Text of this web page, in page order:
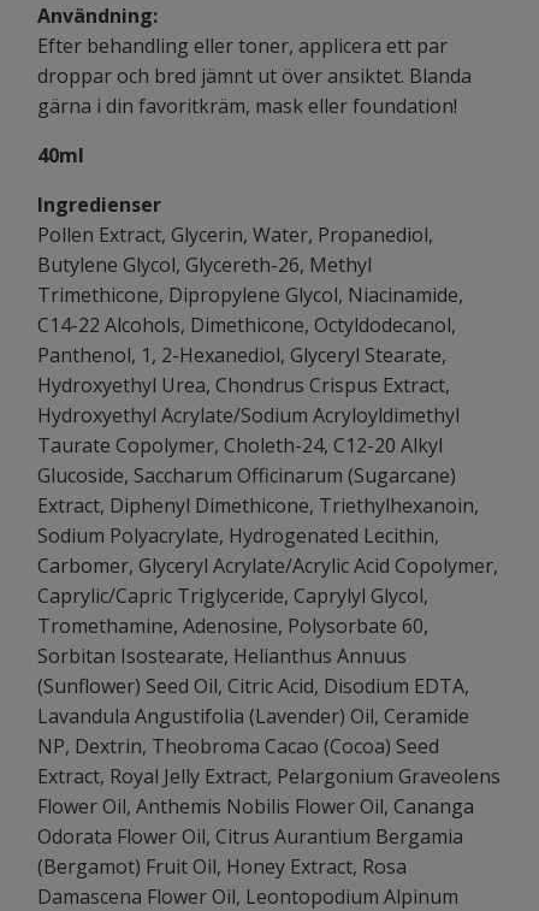
Användning:
Efter behandling eller toner, applicera ett par
droppar och bred jämnt ut över ansiktet. Blanda
gärna i din favoritkräm, mask eller foundation!
40ml
Ingredienser
Pollen Extract, Glycerin, Water, Propanediol,
Butylene Glycol, Glycereth-26, Methyl
Trimethicone, Dipropylene Glycol, Niacinamide,
C14-22 Alcohols, Dimethicone, Octyldodecanol,
Panthenol, 1, 2-Hexanediol, Glyceryl Stearate,
Hydroxyethyl Urea, Chondrus Crispus Extract,
Hydroxyethyl Acrylate/Sodium Acryloyldimethyl
Taurate Copolymer, Choleth-24, C12-20 Alkyl
Glucoside, Saccharum Officinarum (Sugarcane)
Extract, Diphenyl Dimethicone, Triethylhexanoin,
Sodium Polyacrylate, Hydrogenated Lecithin,
Carbomer, Glyceryl Acrylate/Acrylic Acid Copolymer,
Caprylic/Capric Triglyceride, Caprylyl Glycol,
Tromethamine, Adenosine, Polysorbate 60,
Sorbitan Isostearate, Helianthus Annuus
(Sunflower) Seed Oil, Citric Acid, Disodium EDTA,
Lavandula Angustifolia (Lavender) Oil, Ceramide
NP, Dextrin, Theobroma Cacao (Cocoa) Seed
Extract, Royal Jelly Extract, Pelargonium Graveolens
Flower Oil, Anthemis Nobilis Flower Oil, Cananga
Odorata Flower Oil, Citrus Aurantium Bergamia
(Bergamot) Fruit Oil, Honey Extract, Rosa
Damascena Flower Oil, Leontopodium Alpinum